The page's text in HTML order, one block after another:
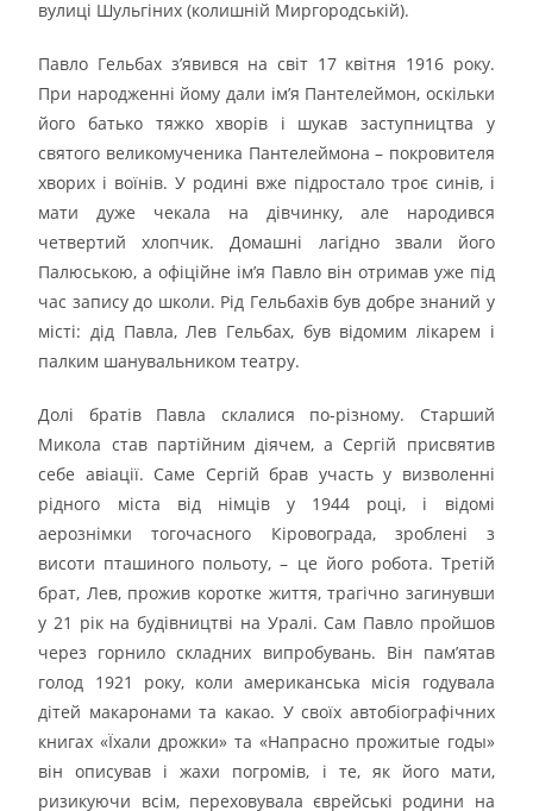
вулиці Шульгіних (колишній Миргородській).
Павло Гельбах з’явився на світ 17 квітня 1916 року.
При народженні йому дали ім’я Пантелеймон, оскільки
його батько тяжко хворів і шукав заступництва у
святого великомученика Пантелеймона – покровителя
хворих і воїнів. У родині вже підростало троє синів, і
мати дуже чекала на дівчинку, але народився
четвертий хлопчик. Домашні лагідно звали його
Палюською, а офіційне ім’я Павло він отримав уже під
час запису до школи. Рід Гельбахів був добре знаний у
місті: дід Павла, Лев Гельбах, був відомим лікарем і
палким шанувальником театру.
Долі братів Павла склалися по-різному. Старший
Микола став партійним діячем, а Сергій присвятив
себе авіації. Саме Сергій брав участь у визволенні
рідного міста від німців у 1944 році, і відомі
аерознімки тогочасного Кіровограда, зроблені з
висоти пташиного польоту, – це його робота. Третій
брат, Лев, прожив коротке життя, трагічно загинувши
у 21 рік на будівництві на Уралі. Сам Павло пройшов
через горнило складних випробувань. Він пам’ятав
голод 1921 року, коли американська місія годувала
дітей макаронами та какао. У своїх автобіографічних
книгах «Їхали дрожки» та «Напрасно прожитые годы»
він описував і жахи погромів, і те, як його мати,
ризикуючи всім, переховувала єврейські родини на